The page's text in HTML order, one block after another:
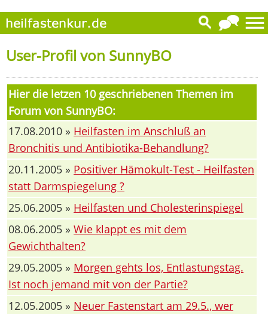
User-Profil von SunnyBO
Hier die letzen 10 geschriebenen Themen im
Forum von SunnyBO:
17.08.2010 » Heilfasten im Anschluß an
Bronchitis und Antibiotika-Behandlung?
20.11.2005 » Positiver Hämokult-Test - Heilfasten
statt Darmspiegelung ?
25.06.2005 » Heilfasten und Cholesterinspiegel
08.06.2005 » Wie klappt es mit dem
Gewichthalten?
29.05.2005 » Morgen gehts los, Entlastungstag.
Ist noch jemand mit von der Partie?
12.05.2005 » Neuer Fastenstart am 29.5., wer